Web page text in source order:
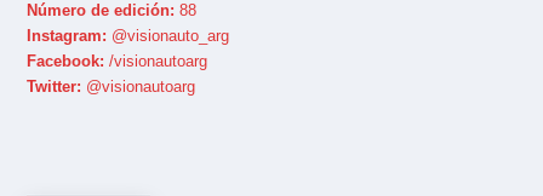
Número de edición: 88
Instagram: @visionauto_arg
Facebook: /visionautoarg
Twitter: @visionautoarg